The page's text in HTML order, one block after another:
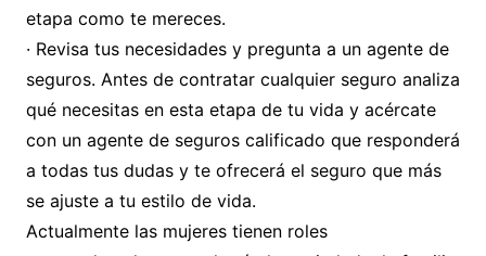
etapa como te mereces.
· Revisa tus necesidades y pregunta a un agente de
seguros. Antes de contratar cualquier seguro analiza
qué necesitas en esta etapa de tu vida y acércate
con un agente de seguros calificado que responderá
a todas tus dudas y te ofrecerá el seguro que más
se ajuste a tu estilo de vida.
Actualmente las mujeres tienen roles